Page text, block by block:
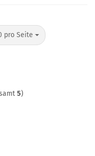
pro Seite
Seite
5)